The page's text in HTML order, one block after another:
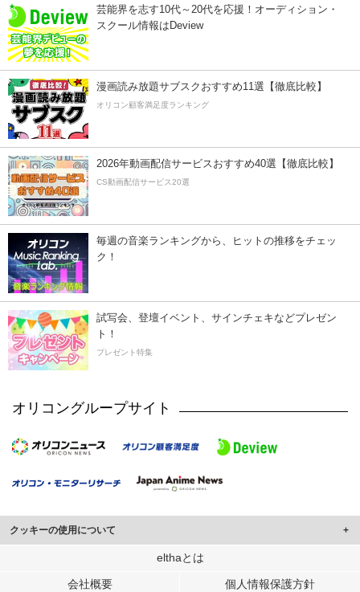
芸能界を志す10代～20代を応援！オーディション・
スクール情報はDeview
漫画読み放題サブスクおすすめ11選【徹底比較】
オリコン顧客満足度ランキング
2026年動画配信サービスおすすめ40選【徹底比較】
CS動画配信サービス20選
毎週の音楽ランキングから、ヒットの推移をチェッ
ク！
試写会、登壇イベント、サインチェキなどプレゼン
ト！
プレゼント特集
オリコングループサイト
クッキーの使用について
このサイトでは Cookie を使用して、ユーザーに合わせたコンテンツや広告の
行っています。
elthaとは
会社概要 個人情報保護方針